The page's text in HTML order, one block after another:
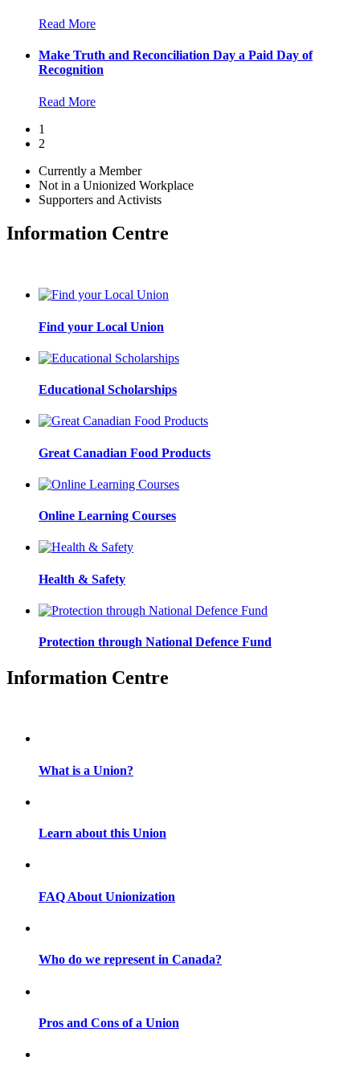
Read More
Make Truth and Reconciliation Day a Paid Day of
Recognition
Read More
1
2
Currently a Member
Not in a Unionized Workplace
Supporters and Activists
Information Centre
Find your Local Union
Educational Scholarships
Great Canadian Food Products
Online Learning Courses
Health & Safety
Protection through National Defence Fund
Information Centre
What is a Union?
Learn about this Union
FAQ About Unionization
Who do we represent in Canada?
Pros and Cons of a Union